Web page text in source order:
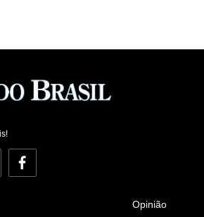
Facebook
Opinião